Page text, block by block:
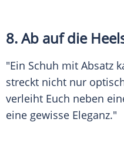
8. Ab auf die
"Ein Schuh mit Absatz
streckt nicht nur
verleiht Euch neben
eine gewisse Eleganz."